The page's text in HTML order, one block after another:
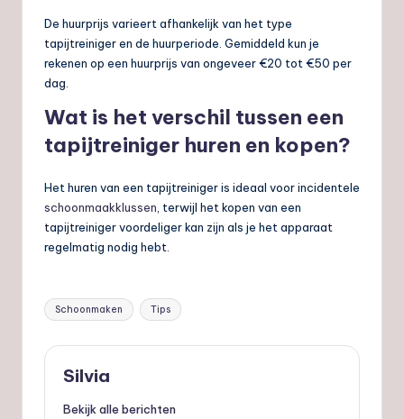
De huurprijs varieert afhankelijk van het type
tapijtreiniger en de huurperiode. Gemiddeld kun je
rekenen op een huurprijs van ongeveer €20 tot €50 per
dag.
Wat is het verschil tussen een
tapijtreiniger huren en kopen?
Het huren van een tapijtreiniger is ideaal voor incidentele
schoonmaakklussen , terwijl het kopen van een
tapijtreiniger voordeliger kan zijn als je het apparaat
regelmatig nodig hebt.
Tags:
Schoonmaken Tips
Silvia
Bekijk alle berichten